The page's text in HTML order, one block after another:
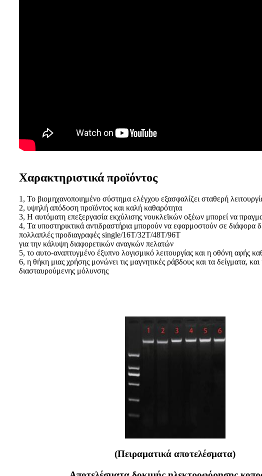
Χαρακτηριστικά προϊόντος
1, Το βιομηχανοποιημένο σύστημα ελέγχου εξασφαλίζει σταθερή
2, υψηλή απόδοση προϊόντος και καλή καθαρότητα
3, Η αυτόματη επεξεργασία εκχύλισης νουκλεϊκών οξέων μπορεί να
4, Τα υποστηρικτικά αντιδραστήρια μπορούν να εφαρμοστούν σε
πολλαπλές προδιαγραφές single/16T/32T/48T/96T
για την κάλυψη διαφορετικών αναγκών πελατών
5, το αυτο-αναπτυγμένο έξυπνο λογισμικό λειτουργίας και η οθόνη αφής
6, η θήκη μιας χρήσης μονώνει τις μαγνητικές ράβδους και τα δείγματα,
διασταυρούμενης μόλυνσης
(Πειραματικά αποτελέσματα)